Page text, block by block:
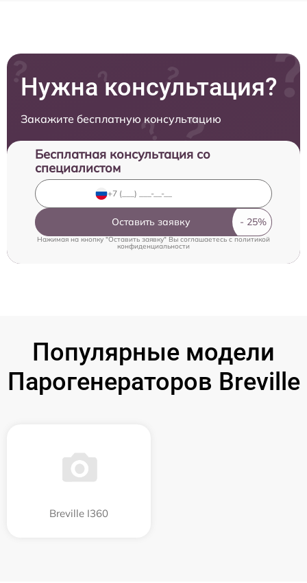
Нужна консультация?
Закажите бесплатную консультацию
Бесплатная консультация со
специалистом
Оставить заявку
Нажимая на кнопку "Оставить заявку" Вы соглашаетесь cполитикой
конфиденциальности
Популярные модели
Парогенераторов Breville
Breville I360